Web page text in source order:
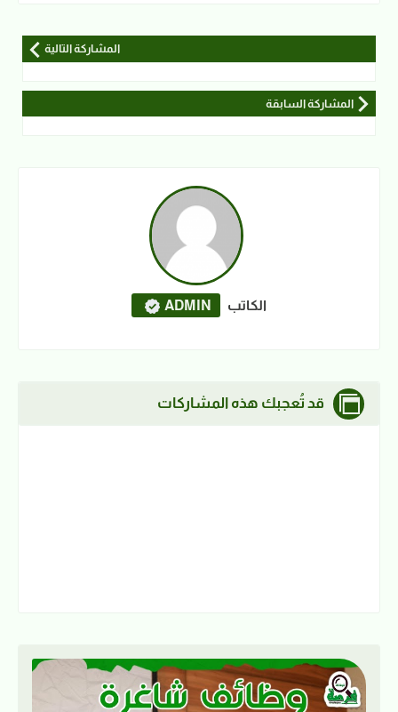
المشاركة التالية
المشاركة السابقة
الكاتب ADMIN
قد تُعجبك هذه المشاركات